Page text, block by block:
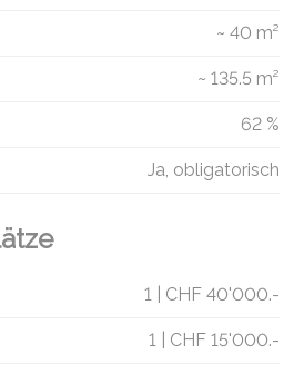
~ 40 m²
~ 135.5 m²
62 %
Ja, obligatorisch
1 | CHF 40'000.-
1 | CHF 15'000.-